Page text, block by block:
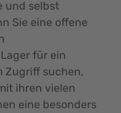
und selbst
Sie eine offene
für ein
Zugriff suchen,
ihren vielen
eine besonders